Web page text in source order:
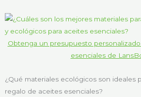
Obtenga un presupuesto
esenciales de
¿Qué materiales ecológicos son ideales
regalo de aceites esenciales?